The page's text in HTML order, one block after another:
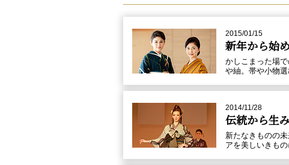
2015/01/15
新年から始
かしこまった場
や紬。帯や小物
2014/11/28
伝統から生
新たなきものの
アを美しいきも